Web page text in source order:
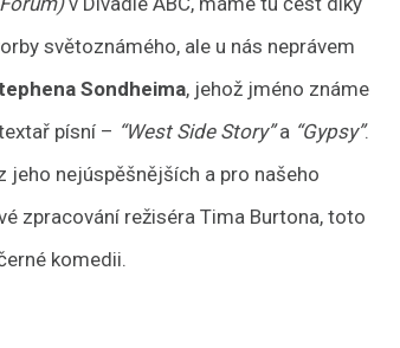
světoznámého, ale u nás neprávem
Sondheima, jehož jméno známe
písní – “West Side Story”a “Gypsy”.
jeho nejúspěšnějších a pro našeho
zpracování režiséra Tima Burtona, toto
komedii.